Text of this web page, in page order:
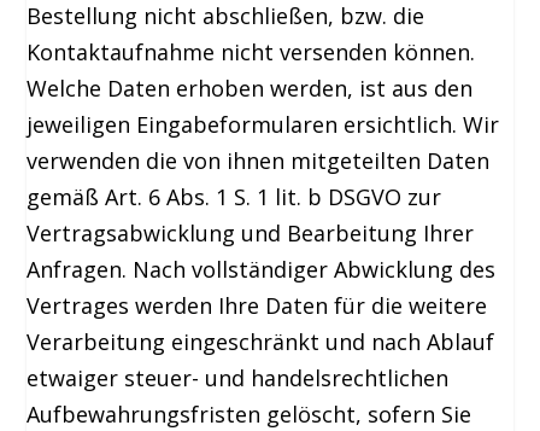
Bestellung nicht abschließen, bzw. die
Kontaktaufnahme nicht versenden können.
Welche Daten erhoben werden, ist aus den
jeweiligen Eingabeformularen ersichtlich. Wir
verwenden die von ihnen mitgeteilten Daten
gemäß Art. 6 Abs. 1 S. 1 lit. b DSGVO zur
Vertragsabwicklung und Bearbeitung Ihrer
Anfragen. Nach vollständiger Abwicklung des
Vertrages werden Ihre Daten für die weitere
Verarbeitung eingeschränkt und nach Ablauf
etwaiger steuer- und handelsrechtlichen
Aufbewahrungsfristen gelöscht, sofern Sie